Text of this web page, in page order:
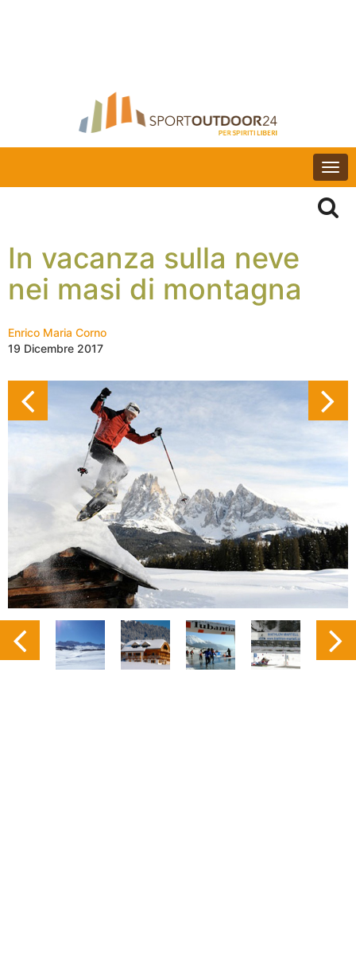
In vacanza sulla neve
nei masi di montagna
Enrico Maria Corno
19 Dicembre 2017